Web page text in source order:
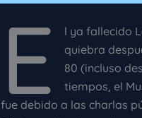
E
l ya fallecido
quiebra
80 (incluso
tiempos, el
fue debido a las charlas